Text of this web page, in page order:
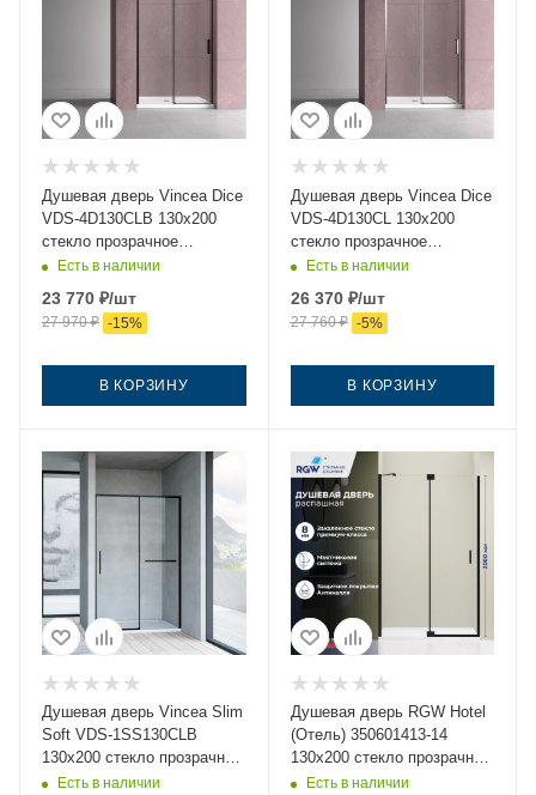
Душевая дверь Vincea Dice
VDS-4D130CLB 130х200
стекло прозрачное
профиль черный
Есть в наличии
23 770 ₽/шт
27 970₽ -15%
В КОРЗИНУ
Душевая дверь Vincea Dice
VDS-4D130CL 130х200
стекло прозрачное
профиль хром
Есть в наличии
26 370₽/шт
27 760₽ -5%
В КОРЗИНУ
Душевая дверь Vincea Slim
Soft VDS-1SS130CLB
130х200 стекло прозрачное
профиль черный
Есть в наличии
Душевая дверь RGW Hotel
(Отель) 350601413-14
130х200 стекло прозрачное
профиль черный
Есть в наличии